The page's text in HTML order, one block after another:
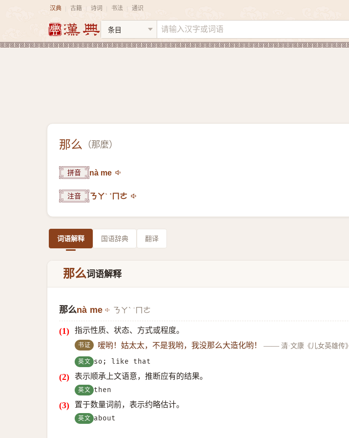
汉典 古籍 诗词 书法 通识
那么 （那麼）
拼音 nà me
注音 ㄋㄚˋ ˙ㄇㄜ
词语解释 国语辞典 翻译
那么词语解释
那么nà me ㄋㄚˋ ˙ㄇㄜ
指示性质、状态、方式或程度。
书证 嗳哟！姑太太，不是我哟，我没那么大造化哟！ —— 清·文康《儿女英雄传》
英文 so; like that
表示顺承上文语意，推断应有的结果。
英文 then
置于数量词前，表示约略估计。
英文 about